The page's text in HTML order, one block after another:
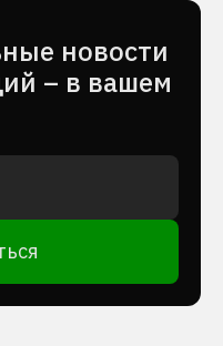
новости
– в вашем